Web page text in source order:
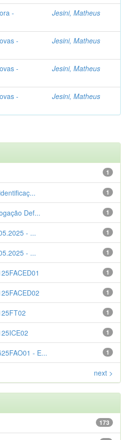
-
Jesini, Matheus
-
Jesini, Matheus
-
Jesini, Matheus
-
Jesini, Matheus
1
1
1
Def...
1
- ...
1
- ...
1
1
1
1
1
- E...
next >
173